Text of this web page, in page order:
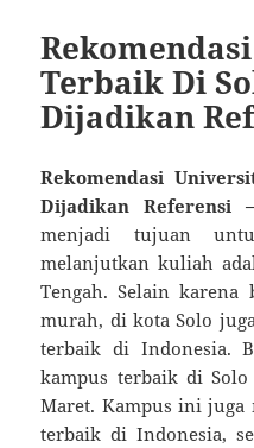
Terbaik Di
Dijadikan
Rekomendasi
Dijadikan Referensi
menjadi tujuan
melanjutkan kuliah
Tengah. Selain
murah, di kota Solo
terbaik di Indonesia.
kampus terbaik di Solo
Maret. Kampus ini juga
terbaik di Indonesia,